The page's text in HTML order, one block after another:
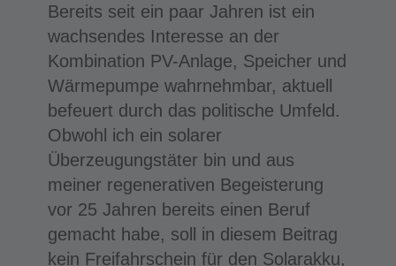
Bereits seit ein paar Jahren ist ein
wachsendes Interesse an der
Kombination PV-Anlage, Speicher und
Wärmepumpe wahrnehmbar, aktuell
befeuert durch das politische Umfeld.
Obwohl ich ein solarer
Überzeugungstäter bin und aus
meiner regenerativen Begeisterung
vor 25 Jahren bereits einen Beruf
gemacht habe, soll in diesem Beitrag
kein Freifahrschein für den Solarakku,